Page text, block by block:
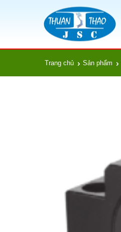
Trang chủ Sản phẩm